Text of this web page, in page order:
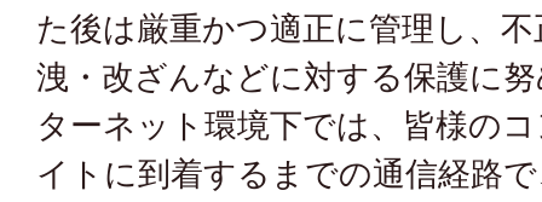
た後は厳重かつ適正に管理し、
洩・改ざんなどに対する保護に
ターネット環境下では、皆様の
イトに到着するまでの通信経路